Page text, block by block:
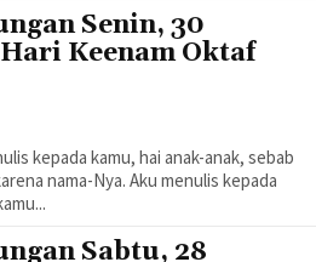
Senin, 30
Keenam Oktaf
nama-Nya. Aku menulis kepada
Sabtu, 28